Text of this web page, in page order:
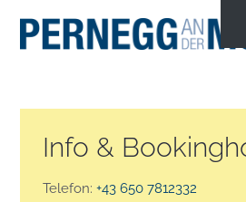
Info &
Telefon:+43 650 7812332